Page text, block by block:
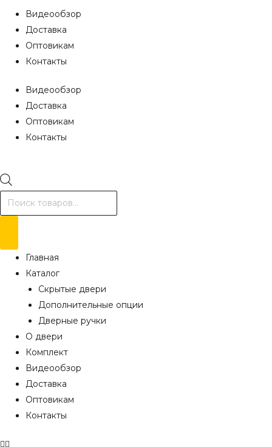
Видеообзор
Доставка
Оптовикам
Контакты
Видеообзор
Доставка
Оптовикам
Контакты
Поиск
товаров
Главная
Каталог
Скрытые двери
Дополнительные опции
Дверные ручки
О двери
Комплект
Видеообзор
Доставка
Оптовикам
Контакты